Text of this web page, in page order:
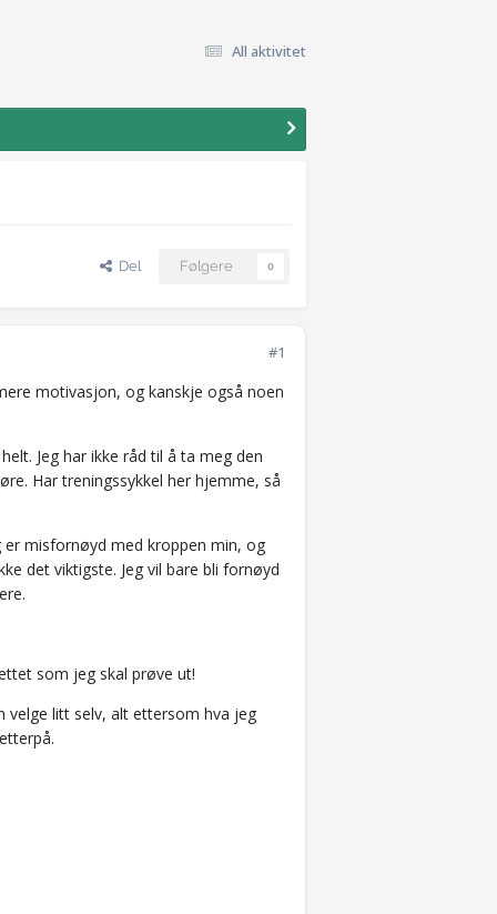
All aktivitet
Del Følgere 0
#1
motivasjon, og kanskje også noen
Jeg har ikke råd til å ta meg den
Har treningssykkel her hjemme, så
er misfornøyd med kroppen min, og
det viktigste. Jeg vil bare bli fornøyd
som jeg skal prøve ut!
velge litt selv, alt ettersom hva jeg